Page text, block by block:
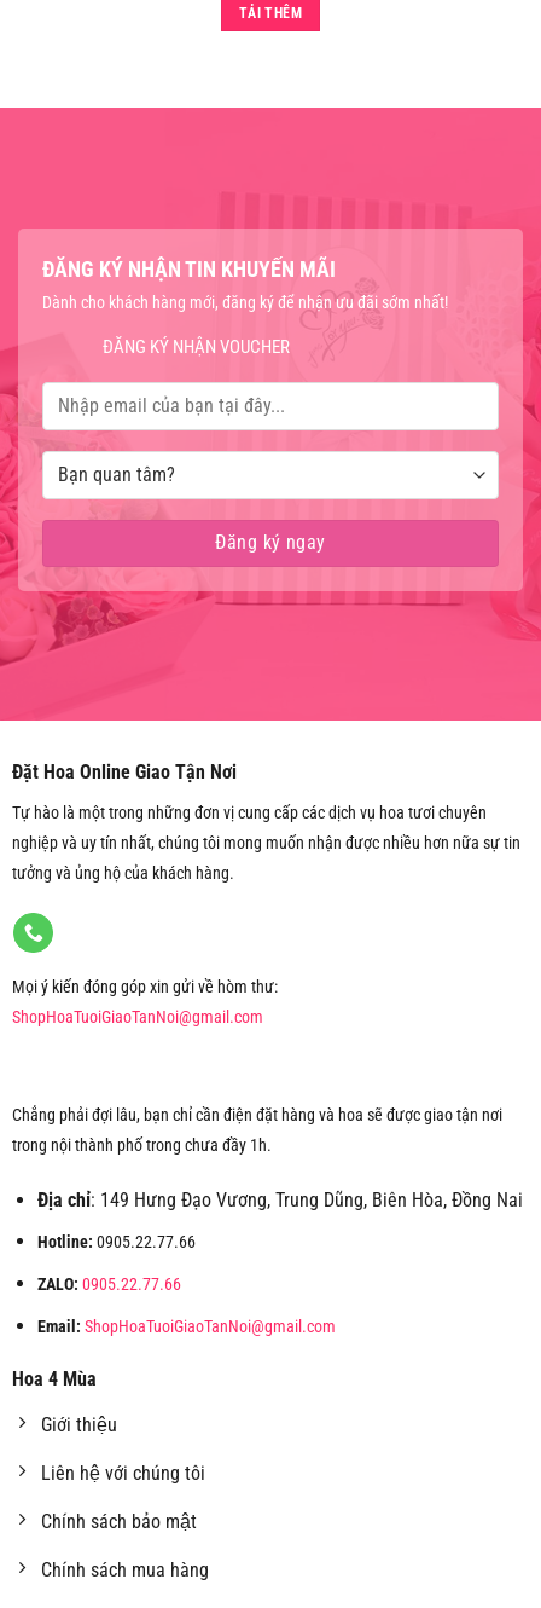
TẢI THÊM
ĐĂNG KÝ NHẬN TIN KHUYẾN MÃI
Dành cho khách hàng mới, đăng ký để nhận ưu đãi sớm nhất!
ĐĂNG KÝ NHẬN VOUCHER
Đặt Hoa Online Giao Tận Nơi
Tự hào là một trong những đơn vị cung cấp các dịch vụ hoa tươi chuyên
nghiệp và uy tín nhất, chúng tôi mong muốn nhận được nhiều hơn nữa sự tin
tưởng và ủng hộ của khách hàng.
Mọi ý kiến đóng góp xin gửi về hòm thư:
ShopHoaTuoiGiaoTanNoi@gmail.com
Chẳng phải đợi lâu, bạn chỉ cần điện đặt hàng và hoa sẽ được giao tận nơi
trong nội thành phố trong chưa đầy 1h.
Địa chỉ: 149 Hưng Đạo Vương, Trung Dũng, Biên Hòa, Đồng Nai
Hotline: 0905.22.77.66
ZALO: 0905.22.77.66
Email: ShopHoaTuoiGiaoTanNoi@gmail.com
Hoa 4 Mùa
Giới thiệu
Liên hệ với chúng tôi
Chính sách bảo mật
Chính sách mua hàng